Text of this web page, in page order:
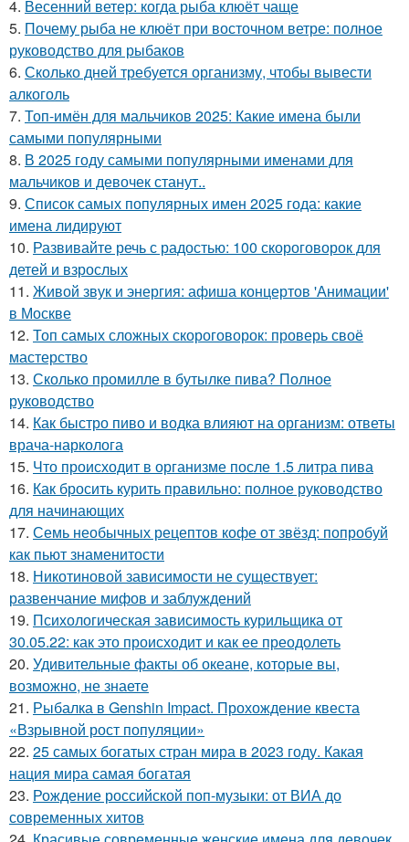
4. Весенний ветер: когда рыба клюёт чаще
5. Почему рыба не клюёт при восточном ветре: полное
руководство для рыбаков
6. Сколько дней требуется организму, чтобы вывести
алкоголь
7. Топ-имён для мальчиков 2025: Какие имена были
самыми популярными
8. В 2025 году самыми популярными именами для
мальчиков и девочек станут..
9. Список самых популярных имен 2025 года: какие
имена лидируют
10. Развивайте речь с радостью: 100 скороговорок для
детей и взрослых
11. Живой звук и энергия: афиша концертов 'Анимации'
в Москве
12. Топ самых сложных скороговорок: проверь своё
мастерство
13. Сколько промилле в бутылке пива? Полное
руководство
14. Как быстро пиво и водка влияют на организм: ответы
врача-нарколога
15. Что происходит в организме после 1.5 литра пива
16. Как бросить курить правильно: полное руководство
для начинающих
17. Семь необычных рецептов кофе от звёзд: попробуй
как пьют знаменитости
18. Никотиновой зависимости не существует:
развенчание мифов и заблуждений
19. Психологическая зависимость курильщика от
30.05.22: как это происходит и как ее преодолеть
20. Удивительные факты об океане, которые вы,
возможно, не знаете
21. Рыбалка в Genshin Impact. Прохождение квеста
«Взрывной рост популяции»
22. 25 самых богатых стран мира в 2023 году. Какая
нация мира самая богатая
23. Рождение российской поп-музыки: от ВИА до
современных хитов